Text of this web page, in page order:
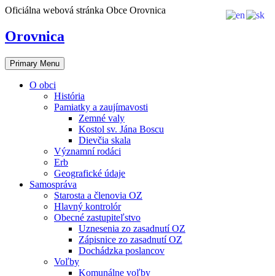
Skip
content
Oficiálna webová stránka Obce Orovnica
Orovnica
Primary Menu
O obci
História
Pamiatky a zaujímavosti
Zemné valy
Kostol sv. Jána Boscu
Dievčia skala
Významní rodáci
Erb
Geografické údaje
Samospráva
Starosta a členovia OZ
Hlavný kontrolór
Obecné zastupiteľstvo
Uznesenia zo zasadnutí OZ
Zápisnice zo zasadnutí OZ
Dochádzka poslancov
Voľby
Komunálne voľby